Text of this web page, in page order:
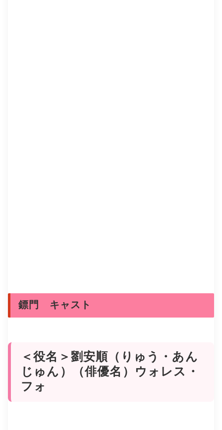
鏢門 キャスト
＜役名＞劉安順（りゅう・あん
じゅん）（俳優名）ウォレス・
フォ